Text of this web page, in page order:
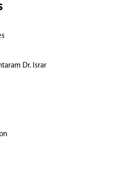
Dr. Israr